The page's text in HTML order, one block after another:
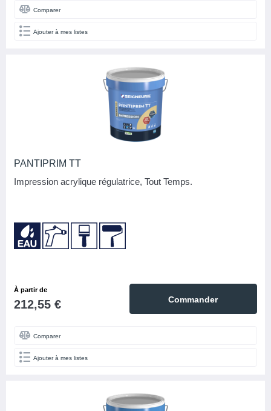
Comparer
Ajouter à mes listes
PANTIPRIM TT
Impression acrylique régulatrice, Tout Temps.
À partir de
212,55 € Commander
Comparer
Ajouter à mes listes